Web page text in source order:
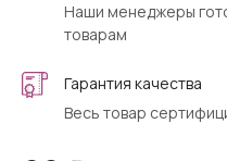
Наши менеджеры
товарам
Гарантия качества
Весь товар